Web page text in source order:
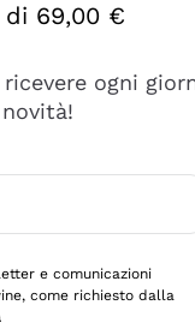
che
69,00 €
ogni
e comunicazioni
come richiesto dalla